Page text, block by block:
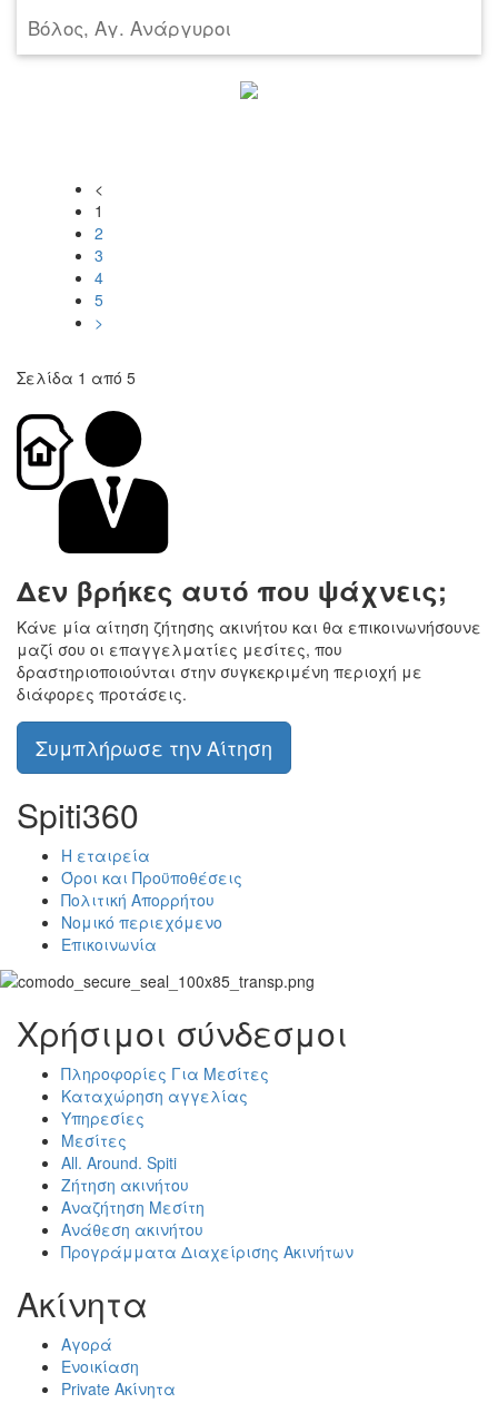
Βόλος, Αγ. Ανάργυροι
<
1
2
3
4
5
>
Σελίδα 1 από 5
Δεν βρήκες αυτό που ψάχνεις;
Κάνε μία αίτηση ζήτησης ακινήτου και θα επικοινωνήσουνε
μαζί σου οι επαγγελματίες μεσίτες, που
δραστηριοποιούνται στην συγκεκριμένη περιοχή με
διάφορες προτάσεις.
Συμπλήρωσε την Αίτηση
Spiti360
Η εταιρεία
Όροι και Προϋποθέσεις
Πολιτική Απορρήτου
Νομικό περιεχόμενο
Επικοινωνία
Χρήσιμοι σύνδεσμοι
Πληροφορίες Για Μεσίτες
Καταχώρηση αγγελίας
Υπηρεσίες
Μεσίτες
All. Around. Spiti
Ζήτηση ακινήτου
Αναζήτηση Μεσίτη
Ανάθεση ακινήτου
Προγράμματα Διαχείρισης Ακινήτων
Ακίνητα
Αγορά
Ενοικίαση
Private Ακίνητα